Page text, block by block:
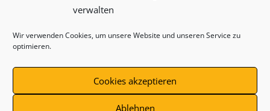
verwalten
Wir verwenden Cookies, um unsere Website und unseren Service zu
optimieren.
Cookies akzeptieren
Ablehnen
ZAHLUNGSARTEN
IMPRESSUM
AGB
WIDERRUFSBELEHRUNG
DATENSCHUTZ
COOKIE-RICHTLINIE (EU)